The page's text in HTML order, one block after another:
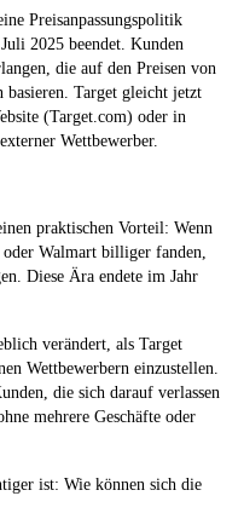
Preisanpassungspolitik
2025 beendet. Kunden
die auf den Preisen von
basieren. Target gleicht jetzt
(Target.com) oder in
Wettbewerber.
praktischen Vorteil: Wenn
Walmart billiger fanden,
Diese Ära endete im Jahr
verändert, als Target
Wettbewerbern einzustellen.
die sich darauf verlassen
mehrere Geschäfte oder
ist: Wie können sich die